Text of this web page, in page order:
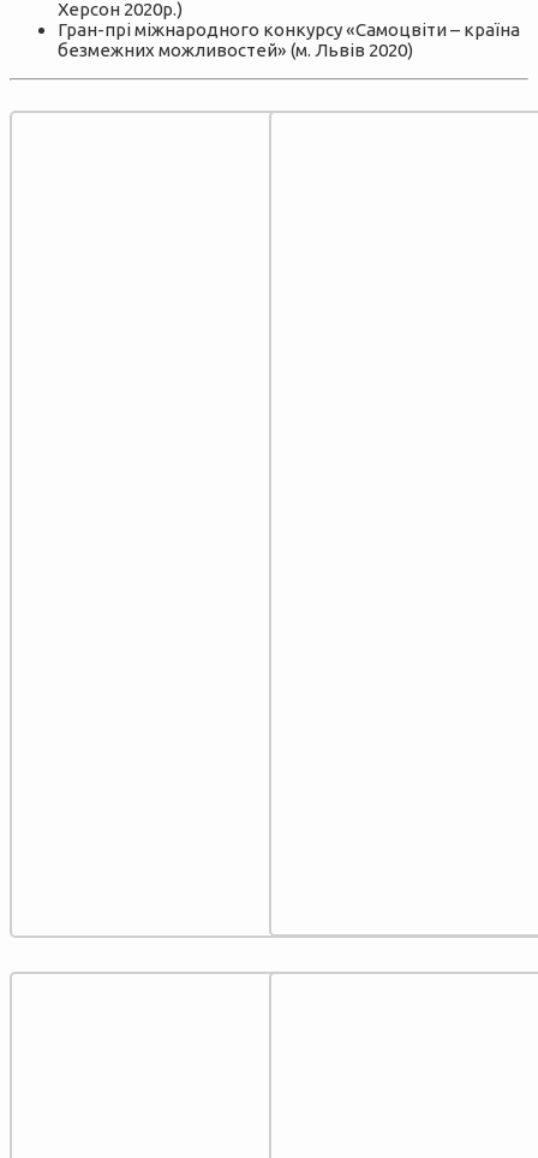
Херсон 2020р.)
Гран-прі міжнародного конкурсу «Самоцвіти – країна
безмежних можливостей» (м. Львів 2020)